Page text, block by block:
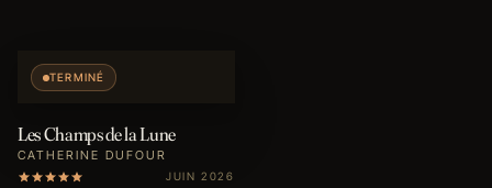
TERMINÉ
Les Champs de la Lune
CATHERINE DUFOUR
JUIN 2026